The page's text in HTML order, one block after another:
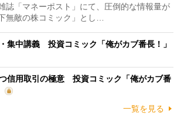
誌「マネーポスト」にて、圧倒的な情報量が
無敵の株コミック」とし…
集中講義 投資コミック「俺がカブ番長！」
信用取引の極意 投資コミック「俺がカブ番
一覧を見る